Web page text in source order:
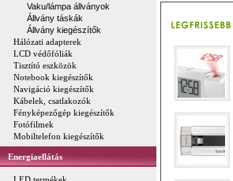
Vaku/lámpa állványok
Állvány táskák
Állvány kiegészítők
Hálózati adapterek
LCD védőfóliák
Tisztító eszközök
Notebook kiegészítők
Navigáció kiegészítők
Kábelek, csatlakozók
Fényképezőgép kiegészítők
Fotófilmek
Mobiltelefon kiegészítők
Energiaellátás